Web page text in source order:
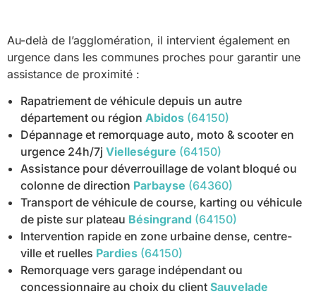
Au-delà de l’agglomération, il intervient également en
urgence dans les communes proches pour garantir une
assistance de proximité :
Rapatriement de véhicule depuis un autre
département ou région Abidos (64150)
Dépannage et remorquage auto, moto & scooter en
urgence 24h/7j Vielleségure (64150)
Assistance pour déverrouillage de volant bloqué ou
colonne de direction Parbayse (64360)
Transport de véhicule de course, karting ou véhicule
de piste sur plateau Bésingrand (64150)
Intervention rapide en zone urbaine dense, centre-
ville et ruelles Pardies (64150)
Remorquage vers garage indépendant ou
concessionnaire au choix du client Sauvelade